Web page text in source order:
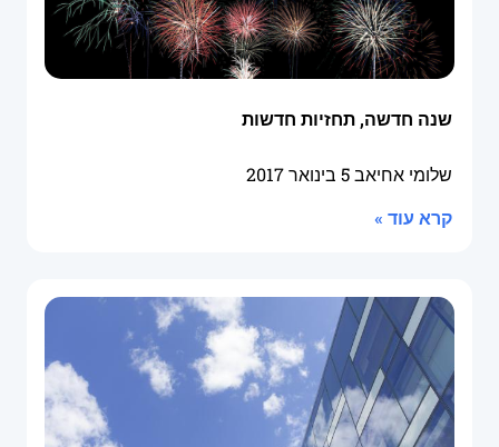
שנה חדשה, תחזיות חדשות
שלומי אחיאב5 בינואר 2017
קרא עוד »